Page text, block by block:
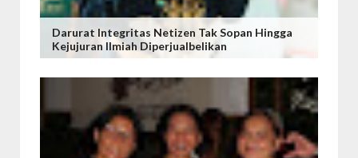
Darurat Integritas Netizen Tak Sopan Hingga
Kejujuran Ilmiah Diperjualbelikan